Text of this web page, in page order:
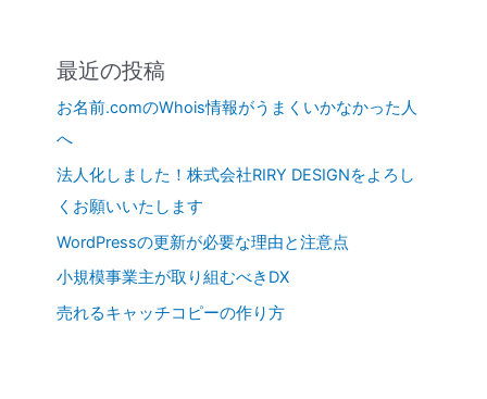
最近の投稿
お名前.comのWhois情報がうまくいかなかった人
へ
法人化しました！株式会社RIRY DESIGNをよろし
くお願いいたします
WordPressの更新が必要な理由と注意点
小規模事業主が取り組むべきDX
売れるキャッチコピーの作り方